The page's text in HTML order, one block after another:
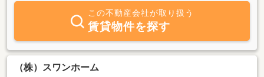
中心の営業ですので、お気軽にお問い合わせ下さい。
この不動産会社が取り扱う
賃貸物件を探す
（株）スワンホーム